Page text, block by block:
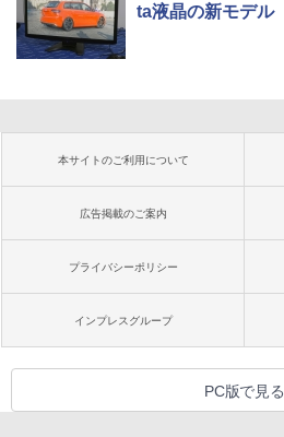
ta液晶の新モデル
本サイトのご利用について
広告掲載のご案内
プライバシーポリシー
インプレスグループ
PC版で見る